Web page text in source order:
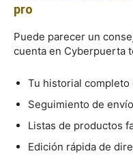
pro
Puede parecer un
cuenta en Cyberpuerta
Tu historial completo
Seguimiento de
Listas de productos
Edición rápida de